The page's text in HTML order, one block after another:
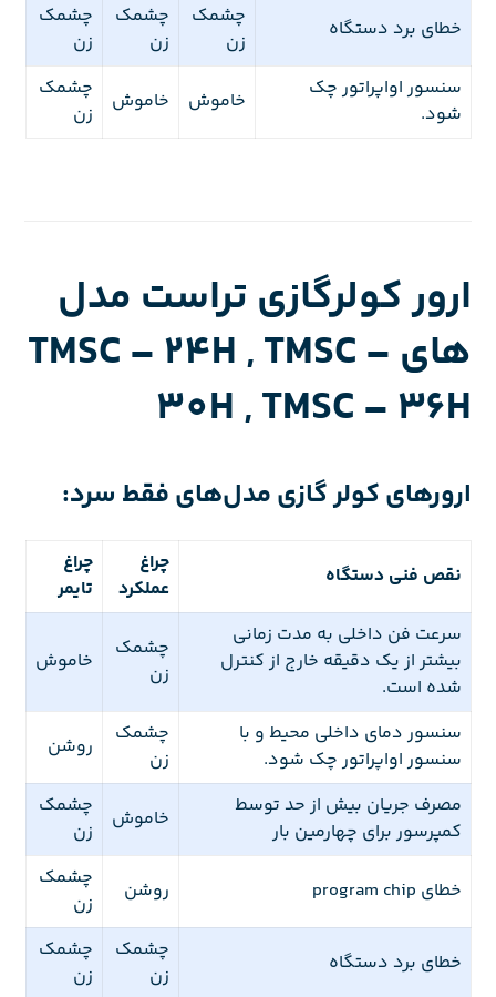
خطای برد دستگاه
چشمک
زن
چشمک
زن
چشمک
زن
سنسور اواپراتور چک
شود.
خاموش خاموش
چشمک
زن
ارور کولرگازی تراست مدل
های TMSC – 24H , TMSC –
30H , TMSC – 36H
ارورهای کولر گازی مدل‌های فقط سرد:
نقص فنی دستگاه
چراغ
عملکرد
چراغ
تایمر
سرعت فن داخلی به مدت زمانی
بیشتر از یک دقیقه خارج از کنترل
شده است.
چشمک
زن
خاموش
سنسور دمای داخلی محیط و با
سنسور اواپراتور چک شود.
چشمک
زن
روشن
مصرف جریان بیش از حد توسط
کمپرسور برای چهارمین بار
خاموش
چشمک
زن
خطای program chip روشن
چشمک
زن
خطای برد دستگاه
چشمک
زن
چشمک
زن